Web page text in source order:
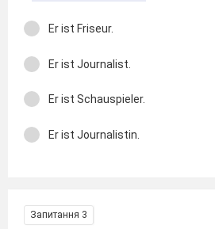
Er ist Friseur.
Er ist Journalist.
Er ist Schauspieler.
Er ist Journalistin.
Запитання 3